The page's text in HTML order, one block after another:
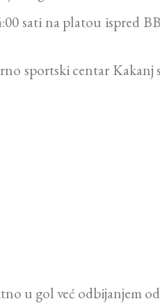
sati na platou ispred
sportski centar Kakanj
u gol već odbijanjem